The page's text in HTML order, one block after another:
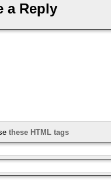
a Reply
these HTML tags